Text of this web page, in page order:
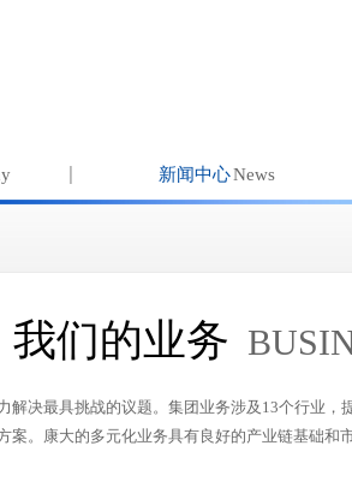
新闻中心News
我们的业务
决最具挑战的议题。集团业务涉及13个行业
。康大的多元化业务具有良好的产业链基础